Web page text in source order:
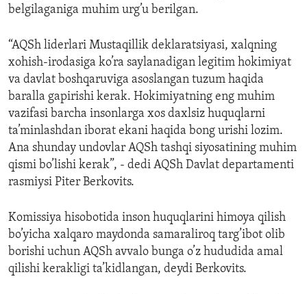
belgilaganiga muhim urg’u berilgan.
“AQSh liderlari Mustaqillik deklaratsiyasi, xalqning
xohish-irodasiga ko’ra saylanadigan legitim hokimiyat
va davlat boshqaruviga asoslangan tuzum haqida
baralla gapirishi kerak. Hokimiyatning eng muhim
vazifasi barcha insonlarga xos daxlsiz huquqlarni
ta’minlashdan iborat ekani haqida bong urishi lozim.
Ana shunday undovlar AQSh tashqi siyosatining muhim
qismi bo’lishi kerak”, - dedi AQSh Davlat departamenti
rasmiysi Piter Berkovits.
Komissiya hisobotida inson huquqlarini himoya qilish
bo’yicha xalqaro maydonda samaraliroq targ’ibot olib
borishi uchun AQSh avvalo bunga o’z hududida amal
qilishi kerakligi ta’kidlangan, deydi Berkovits.